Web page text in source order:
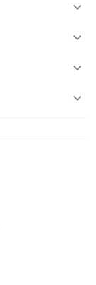



